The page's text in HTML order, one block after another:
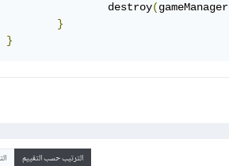
			destroy
(gameManager
}
}
الترتيب حسب التقييم